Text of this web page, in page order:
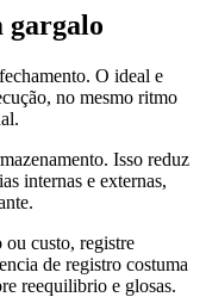
gargalo
O ideal e
no mesmo ritmo
Isso reduz
internas e externas,
ou custo, registre
de registro costuma
reequilibrio e glosas.